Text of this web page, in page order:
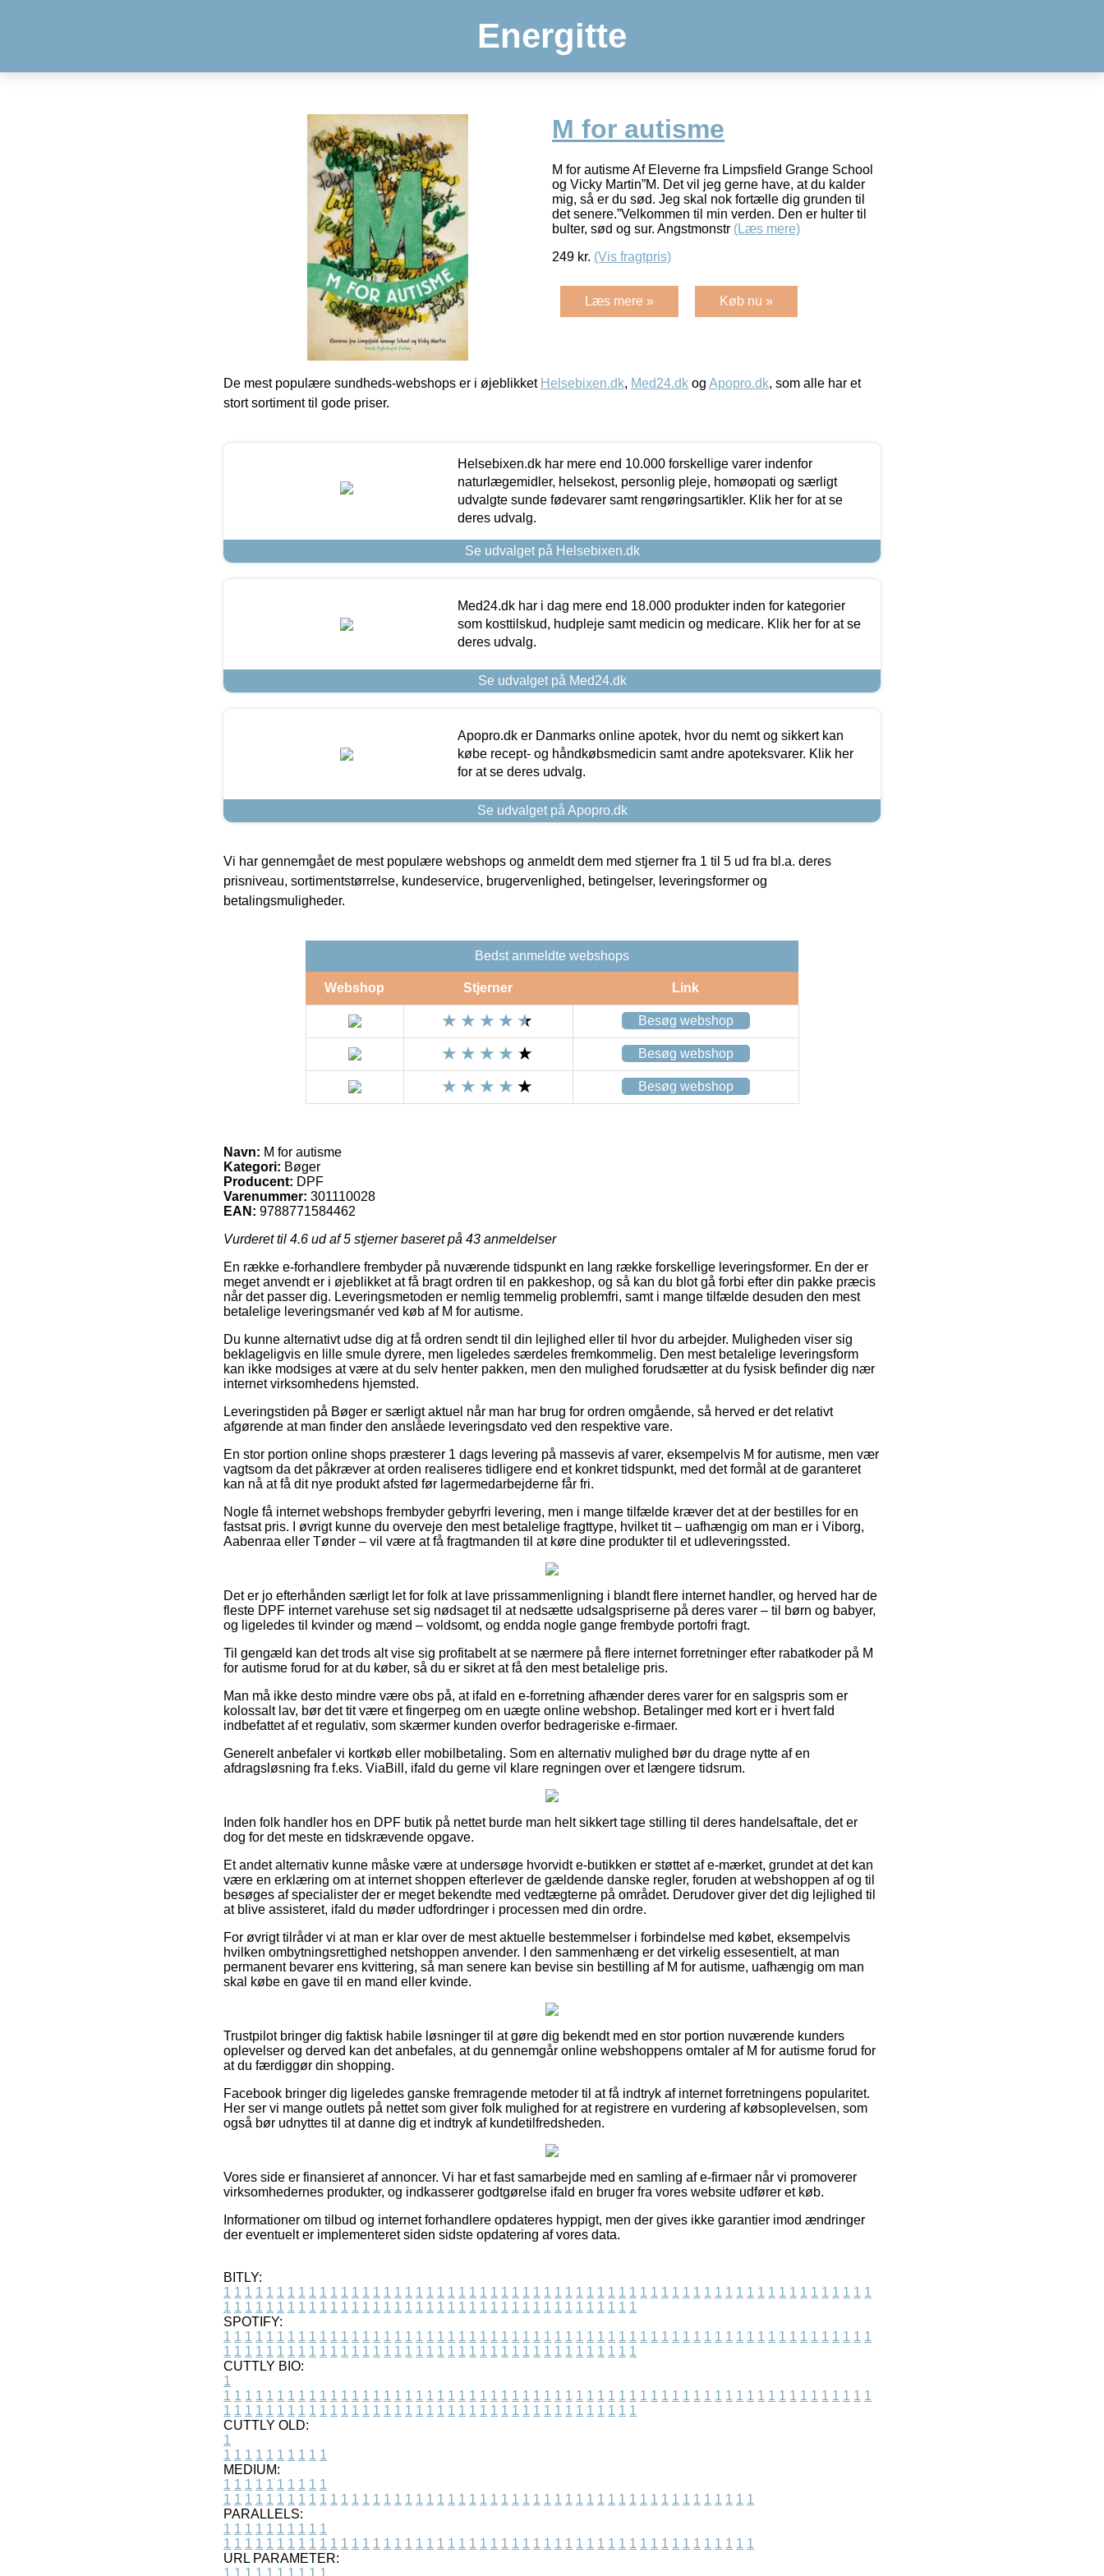
Energitte
M for autisme
M for autisme Af Eleverne fra Limpsfield Grange School
og Vicky Martin”M. Det vil jeg gerne have, at du kalder
mig, så er du sød. Jeg skal nok fortælle dig grunden til
det senere.”Velkommen til min verden. Den er hulter til
bulter, sød og sur. Angstmonstr (Læs mere)
249 kr. (Vis fragtpris)
Læs mere » Køb nu »
De mest populære sundheds-webshops er i øjeblikket Helsebixen.dk, Med24.dk og Apopro.dk, som alle har et
stort sortiment til gode priser.
Helsebixen.dk har mere end 10.000 forskellige varer indenfor
naturlægemidler, helsekost, personlig pleje, homøopati og særligt
udvalgte sunde fødevarer samt rengøringsartikler. Klik her for at se
deres udvalg.
Se udvalget på Helsebixen.dk
Med24.dk har i dag mere end 18.000 produkter inden for kategorier
som kosttilskud, hudpleje samt medicin og medicare. Klik her for at se
deres udvalg.
Se udvalget på Med24.dk
Apopro.dk er Danmarks online apotek, hvor du nemt og sikkert kan
købe recept- og håndkøbsmedicin samt andre apoteksvarer. Klik her
for at se deres udvalg.
Se udvalget på Apopro.dk
Vi har gennemgået de mest populære webshops og anmeldt dem med stjerner fra 1 til 5 ud fra bl.a. deres
prisniveau, sortimentstørrelse, kundeservice, brugervenlighed, betingelser, leveringsformer og
betalingsmuligheder.
Bedst anmeldte webshops
Webshop Stjerner Link
Besøg webshop
Besøg webshop
Besøg webshop
Navn: M for autisme
Kategori: Bøger
Producent: DPF
Varenummer: 301110028
EAN: 9788771584462
Vurderet til 4.6 ud af 5 stjerner baseret på 43 anmeldelser
En række e-forhandlere frembyder på nuværende tidspunkt en lang række forskellige leveringsformer. En der er
meget anvendt er i øjeblikket at få bragt ordren til en pakkeshop, og så kan du blot gå forbi efter din pakke præcis
når det passer dig. Leveringsmetoden er nemlig temmelig problemfri, samt i mange tilfælde desuden den mest
betalelige leveringsmanér ved køb af M for autisme.
Du kunne alternativt udse dig at få ordren sendt til din lejlighed eller til hvor du arbejder. Muligheden viser sig
beklageligvis en lille smule dyrere, men ligeledes særdeles fremkommelig. Den mest betalelige leveringsform
kan ikke modsiges at være at du selv henter pakken, men den mulighed forudsætter at du fysisk befinder dig nær
internet virksomhedens hjemsted.
Leveringstiden på Bøger er særligt aktuel når man har brug for ordren omgående, så herved er det relativt
afgørende at man finder den anslåede leveringsdato ved den respektive vare.
En stor portion online shops præsterer 1 dags levering på massevis af varer, eksempelvis M for autisme, men vær
vagtsom da det påkræver at orden realiseres tidligere end et konkret tidspunkt, med det formål at de garanteret
kan nå at få dit nye produkt afsted før lagermedarbejderne får fri.
Nogle få internet webshops frembyder gebyrfri levering, men i mange tilfælde kræver det at der bestilles for en
fastsat pris. I øvrigt kunne du overveje den mest betalelige fragttype, hvilket tit – uafhængig om man er i Viborg,
Aabenraa eller Tønder – vil være at få fragtmanden til at køre dine produkter til et udleveringssted.
Det er jo efterhånden særligt let for folk at lave prissammenligning i blandt flere internet handler, og herved har de
fleste DPF internet varehuse set sig nødsaget til at nedsætte udsalgspriserne på deres varer – til børn og babyer,
og ligeledes til kvinder og mænd – voldsomt, og endda nogle gange frembyde portofri fragt.
Til gengæld kan det trods alt vise sig profitabelt at se nærmere på flere internet forretninger efter rabatkoder på M
for autisme forud for at du køber, så du er sikret at få den mest betalelige pris.
Man må ikke desto mindre være obs på, at ifald en e-forretning afhænder deres varer for en salgspris som er
kolossalt lav, bør det tit være et fingerpeg om en uægte online webshop. Betalinger med kort er i hvert fald
indbefattet af et regulativ, som skærmer kunden overfor bedrageriske e-firmaer.
Generelt anbefaler vi kortkøb eller mobilbetaling. Som en alternativ mulighed bør du drage nytte af en
afdragsløsning fra f.eks. ViaBill, ifald du gerne vil klare regningen over et længere tidsrum.
Inden folk handler hos en DPF butik på nettet burde man helt sikkert tage stilling til deres handelsaftale, det er
dog for det meste en tidskrævende opgave.
Et andet alternativ kunne måske være at undersøge hvorvidt e-butikken er støttet af e-mærket, grundet at det kan
være en erklæring om at internet shoppen efterlever de gældende danske regler, foruden at webshoppen af og til
besøges af specialister der er meget bekendte med vedtægterne på området. Derudover giver det dig lejlighed til
at blive assisteret, ifald du møder udfordringer i processen med din ordre.
For øvrigt tilråder vi at man er klar over de mest aktuelle bestemmelser i forbindelse med købet, eksempelvis
hvilken ombytningsrettighed netshoppen anvender. I den sammenhæng er det virkelig essesentielt, at man
permanent bevarer ens kvittering, så man senere kan bevise sin bestilling af M for autisme, uafhængig om man
skal købe en gave til en mand eller kvinde.
Trustpilot bringer dig faktisk habile løsninger til at gøre dig bekendt med en stor portion nuværende kunders
oplevelser og derved kan det anbefales, at du gennemgår online webshoppens omtaler af M for autisme forud for
at du færdiggør din shopping.
Facebook bringer dig ligeledes ganske fremragende metoder til at få indtryk af internet forretningens popularitet.
Her ser vi mange outlets på nettet som giver folk mulighed for at registrere en vurdering af købsoplevelsen, som
også bør udnyttes til at danne dig et indtryk af kundetilfredsheden.
Vores side er finansieret af annoncer. Vi har et fast samarbejde med en samling af e-firmaer når vi promoverer
virksomhedernes produkter, og indkasserer godtgørelse ifald en bruger fra vores website udfører et køb.
Informationer om tilbud og internet forhandlere opdateres hyppigt, men der gives ikke garantier imod ændringer
der eventuelt er implementeret siden sidste opdatering af vores data.
BITLY:
1 1 1 1 1 1 1 1 1 1 1 1 1 1 1 1 1 1 1 1 1 1 1 1 1 1 1 1 1 1 1 1 1 1 1 1 1 1 1 1 1 1 1 1 1 1 1 1 1 1 1 1 1 1 1 1 1 1 1 1 1
1 1 1 1 1 1 1 1 1 1 1 1 1 1 1 1 1 1 1 1 1 1 1 1 1 1 1 1 1 1 1 1 1 1 1 1 1 1 1
SPOTIFY:
1 1 1 1 1 1 1 1 1 1 1 1 1 1 1 1 1 1 1 1 1 1 1 1 1 1 1 1 1 1 1 1 1 1 1 1 1 1 1 1 1 1 1 1 1 1 1 1 1 1 1 1 1 1 1 1 1 1 1 1 1
1 1 1 1 1 1 1 1 1 1 1 1 1 1 1 1 1 1 1 1 1 1 1 1 1 1 1 1 1 1 1 1 1 1 1 1 1 1 1
CUTTLY BIO:
1
1 1 1 1 1 1 1 1 1 1 1 1 1 1 1 1 1 1 1 1 1 1 1 1 1 1 1 1 1 1 1 1 1 1 1 1 1 1 1 1 1 1 1 1 1 1 1 1 1 1 1 1 1 1 1 1 1 1 1 1 1
1 1 1 1 1 1 1 1 1 1 1 1 1 1 1 1 1 1 1 1 1 1 1 1 1 1 1 1 1 1 1 1 1 1 1 1 1 1 1
CUTTLY OLD:
1
1 1 1 1 1 1 1 1 1 1
MEDIUM:
1 1 1 1 1 1 1 1 1 1
1 1 1 1 1 1 1 1 1 1 1 1 1 1 1 1 1 1 1 1 1 1 1 1 1 1 1 1 1 1 1 1 1 1 1 1 1 1 1 1 1 1 1 1 1 1 1 1 1 1
PARALLELS:
1 1 1 1 1 1 1 1 1 1
1 1 1 1 1 1 1 1 1 1 1 1 1 1 1 1 1 1 1 1 1 1 1 1 1 1 1 1 1 1 1 1 1 1 1 1 1 1 1 1 1 1 1 1 1 1 1 1 1 1
URL PARAMETER: